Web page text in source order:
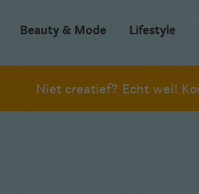
Beauty & Mode Lifestyle
Niet creatief? Echt wel!